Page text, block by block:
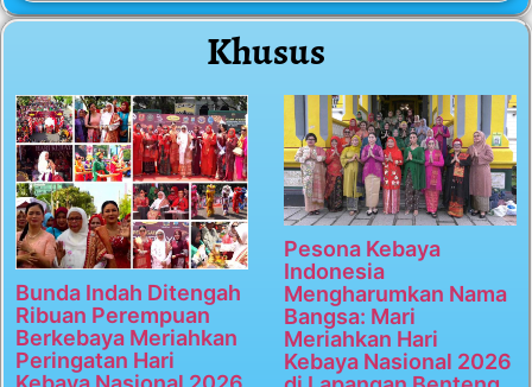
Khusus
Bunda Indah Ditengah
Ribuan Perempuan
Berkebaya Meriahkan
Peringatan Hari
Pesona Kebaya
Indonesia
Mengharumkan Nama
Bangsa: Mari
Meriahkan Hari
Kebaya Nasional 2026